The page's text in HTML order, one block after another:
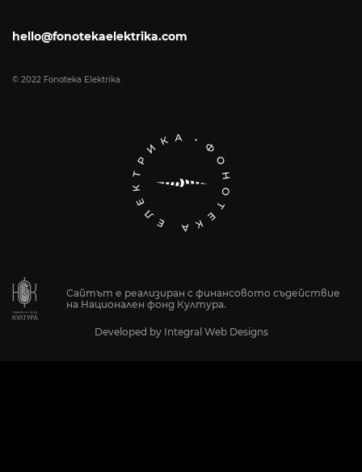
hello@fonotekaelektrika.com
© 2022 Fonoteka Elektrika
Сайтът е реализиран с финансовото съдействие
на Национален фонд Култура.
Developed by Integral Web Designs